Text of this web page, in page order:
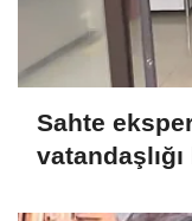
Sahte